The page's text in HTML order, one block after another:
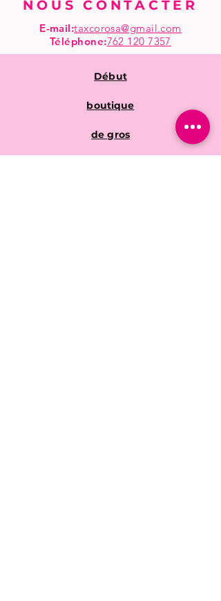
NOUS CONTACTER
E-mail:taxcorosa@gmail.com
Téléphone:762 120 7357
Début
boutique
de gros